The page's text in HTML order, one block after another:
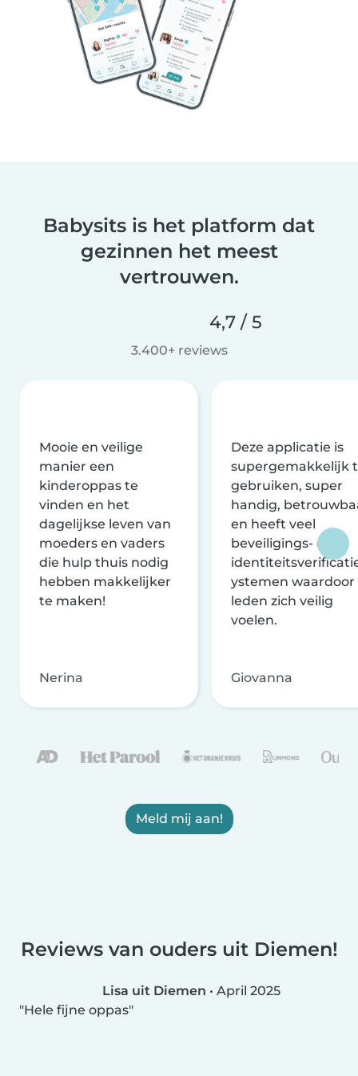
Babysits is het platform dat
gezinnen het meest
vertrouwen.
4,7 / 5
3.400+ reviews
Mooie en veilige
manier een
kinderoppas te
vinden en het
dagelijkse leven van
moeders en vaders
die hulp thuis nodig
hebben makkelijker
te maken!
Nerina
Deze applicatie is
supergemakkelijk
gebruiken, super
handig,
en heeft veel
beveiligings- en
ystemen waardoor
leden zich veilig
voelen.
Giovanna
Meld mij aan!
Reviews van ouders uit Diemen!
Lisa uit Diemen • April 2025
Hele fijne oppas